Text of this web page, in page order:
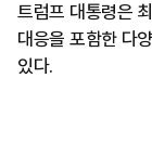
트럼프 대통령은
대응을 포함한 다
있다.